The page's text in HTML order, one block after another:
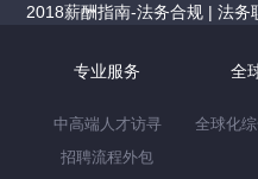
2018薪酬指南-法务合规 | 法务
专业服务
中高端人才访寻
招聘流程外包
全
全球化